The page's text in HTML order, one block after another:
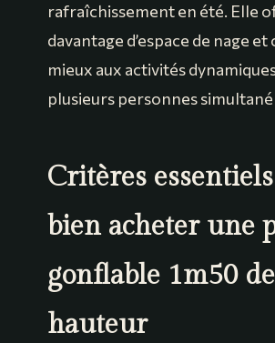
rafraîchissement en été. Elle
davantage d’espace de nage
mieux aux activités
plusieurs personnes
Critères
bien acheter une
gonflable 1m50 de
hauteur